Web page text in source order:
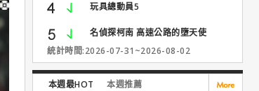
玩具總動員5
名偵探柯南 高速公路的墮天使
統計時間:2026-07-31~2026-08-02
本週最HOT 本週推薦